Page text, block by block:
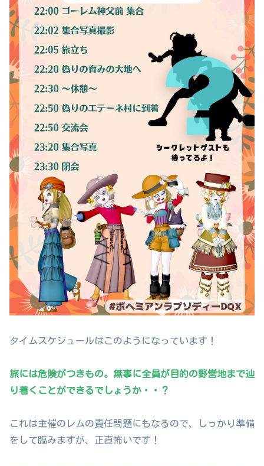
タイムスケジュールはこのようになっています！
旅には危険がつきもの。無事に全員が目的の野営地まで辿
り着くことができるでしょうか・・？
これは主催のレムの責任問題にもなるので、しっかり準備
をして臨みますが、正直怖いです！